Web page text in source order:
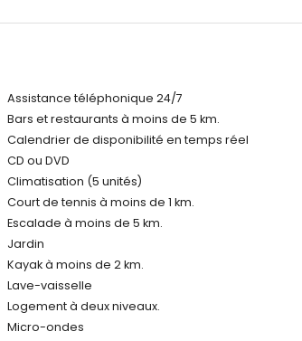
Jávea (à moins de 1000 mètres de l'appartement)
mètres de l'appartement)
de 3 kilomètres de l'appartement)
de l'appartement)
de l'appartement)
de l'appartement
Assistance téléphonique 24/7
Bars et restaurants à moins de 5 km.
Calendrier de disponibilité en temps réel
CD ou DVD
Climatisation (5 unités)
Court de tennis à moins de 1 km.
Escalade à moins de 5 km.
Jardin
Kayak à moins de 2 km.
Lave-vaisselle
Logement à deux niveaux.
Micro-ondes